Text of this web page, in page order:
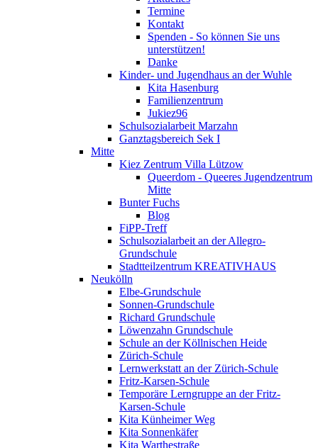
Termine
Kontakt
Spenden - So können Sie uns
unterstützen!
Danke
Kinder- und Jugendhaus an der Wuhle
Kita Hasenburg
Familienzentrum
Jukiez96
Schulsozialarbeit Marzahn
Ganztagsbereich Sek I
Mitte
Kiez Zentrum Villa Lützow
Queerdom - Queeres Jugendzentrum
Mitte
Bunter Fuchs
Blog
FiPP-Treff
Schulsozialarbeit an der Allegro-
Grundschule
Stadtteilzentrum KREATIVHAUS
Neukölln
Elbe-Grundschule
Sonnen-Grundschule
Richard Grundschule
Löwenzahn Grundschule
Schule an der Köllnischen Heide
Zürich-Schule
Lernwerkstatt an der Zürich-Schule
Fritz-Karsen-Schule
Temporäre Lerngruppe an der Fritz-
Karsen-Schule
Kita Künheimer Weg
Kita Sonnenkäfer
Kita Warthestraße